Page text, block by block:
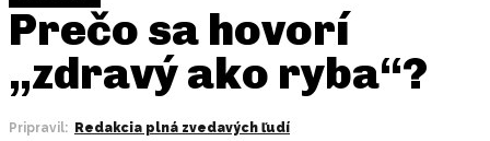
Prečo sa hovorí
„zdravý ako ryba“?
Pripravil: Redakcia plná zvedavých ľudí